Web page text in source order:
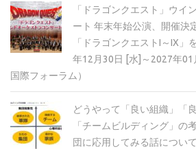
「ドラゴンクエスト」ウイ
ート 年末年始公演、開催決
「ドラゴンクエストI～IX」
年12月30日 [水]～2027年
国際フォーラム）
どうやって「良い組織」「
「チームビルディング」の
団に応用してみる話につい